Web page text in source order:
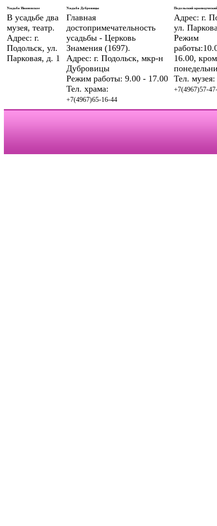
Усадьба Ивановское
В усадьбе два
музея, театр.
Адрес: г.
Подольск, ул.
Парковая, д. 1
Усадьба Дубровицы
Главная
достопримечательность
усадьбы - Церковь
Знамения (1697).
Адрес: г. Подольск, мкр-н
Дубровицы
Режим работы: 9.00 - 17.00
Тел. храма:
+7(4967)65-16-44
Подольский
Адрес: г.
ул.
Режим
16.00,
Тел. музея:
+7(4967)57-